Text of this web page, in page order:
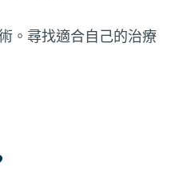
。尋找適合自己的治療